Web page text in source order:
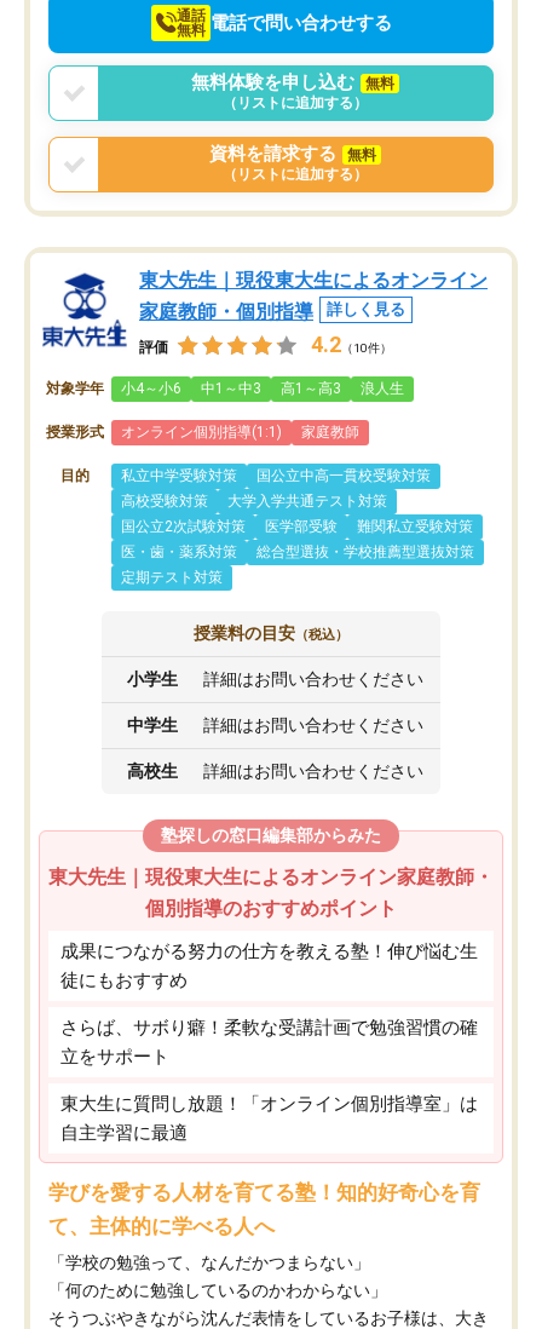
通話
無料 電話で問い合わせする
無料体験を申し込む
無料
（リストに追加する）
資料を請求する
無料
（リストに追加する）
東大先生｜現役東大生によるオンライン
家庭教師・個別指導
詳しく見る
評価 4.2 （10件）
対象学年 小4～小6 中1～中3 高1～高3 浪人生
授業形式 オンライン個別指導(1:1) 家庭教師
目的 私立中学受験対策
国公立中高一貫校受験対策
高校受験対策
大学入学共通テスト対策
国公立2次試験対策
医学部受験
難関私立受験対策
医・歯・薬系対策
総合型選抜・学校推薦型選抜対策
定期テスト対策
授業料の目安 （税込）
小学生 詳細はお問い合わせください
中学生 詳細はお問い合わせください
高校生 詳細はお問い合わせください
塾探しの窓口編集部からみた
東大先生｜現役東大生によるオンライン家庭教師・
個別指導のおすすめポイント
成果につながる努力の仕方を教える塾！伸び悩む生
徒にもおすすめ
さらば、サボり癖！柔軟な受講計画で勉強習慣の確
立をサポート
東大生に質問し放題！「オンライン個別指導室」は
自主学習に最適
学びを愛する人材を育てる塾！知的好奇心を育
て、主体的に学べる人へ
「学校の勉強って、なんだかつまらない」
「何のために勉強しているのかわからない」
そうつぶやきながら沈んだ表情をしているお子様は、大き